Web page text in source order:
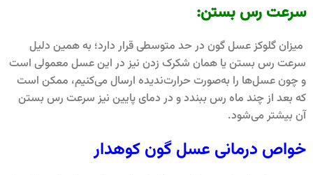
سرعت رس بستن:
میزان گلوکز عسل گون در حد متوسطی قرار دارد؛ به همین دلیل
سرعت رس بستن یا همان شکرک زدن نیز در این عسل معمولی است
و چون عسل‌ها را به‌صورت حرارت‌ندیده ارسال می‌کنیم، ممکن است
که بعد از چند ماه رس ببندد و در دمای پایین نیز سرعت رس بستن
آن بیشتر می‌شود.
خواص درمانی عسل گون کوهدار